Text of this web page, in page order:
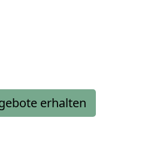
erhalten